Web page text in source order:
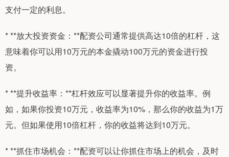
支付一定的利息。
* **放大投资资金：**配资公司通常提供高达10倍的杠杆，这
意味着你可以用10万元的本金撬动100万元的资金进行投
资。
* **提升收益率：**杠杆效应可以显著提升你的收益率。例
如，如果你投资10万元，收益率为10%，那么你的收益为1万
元。但如果使用10倍杠杆，你的收益将达到10万元。
* **抓住市场机会：**配资可以让你抓住市场上的机会，及时